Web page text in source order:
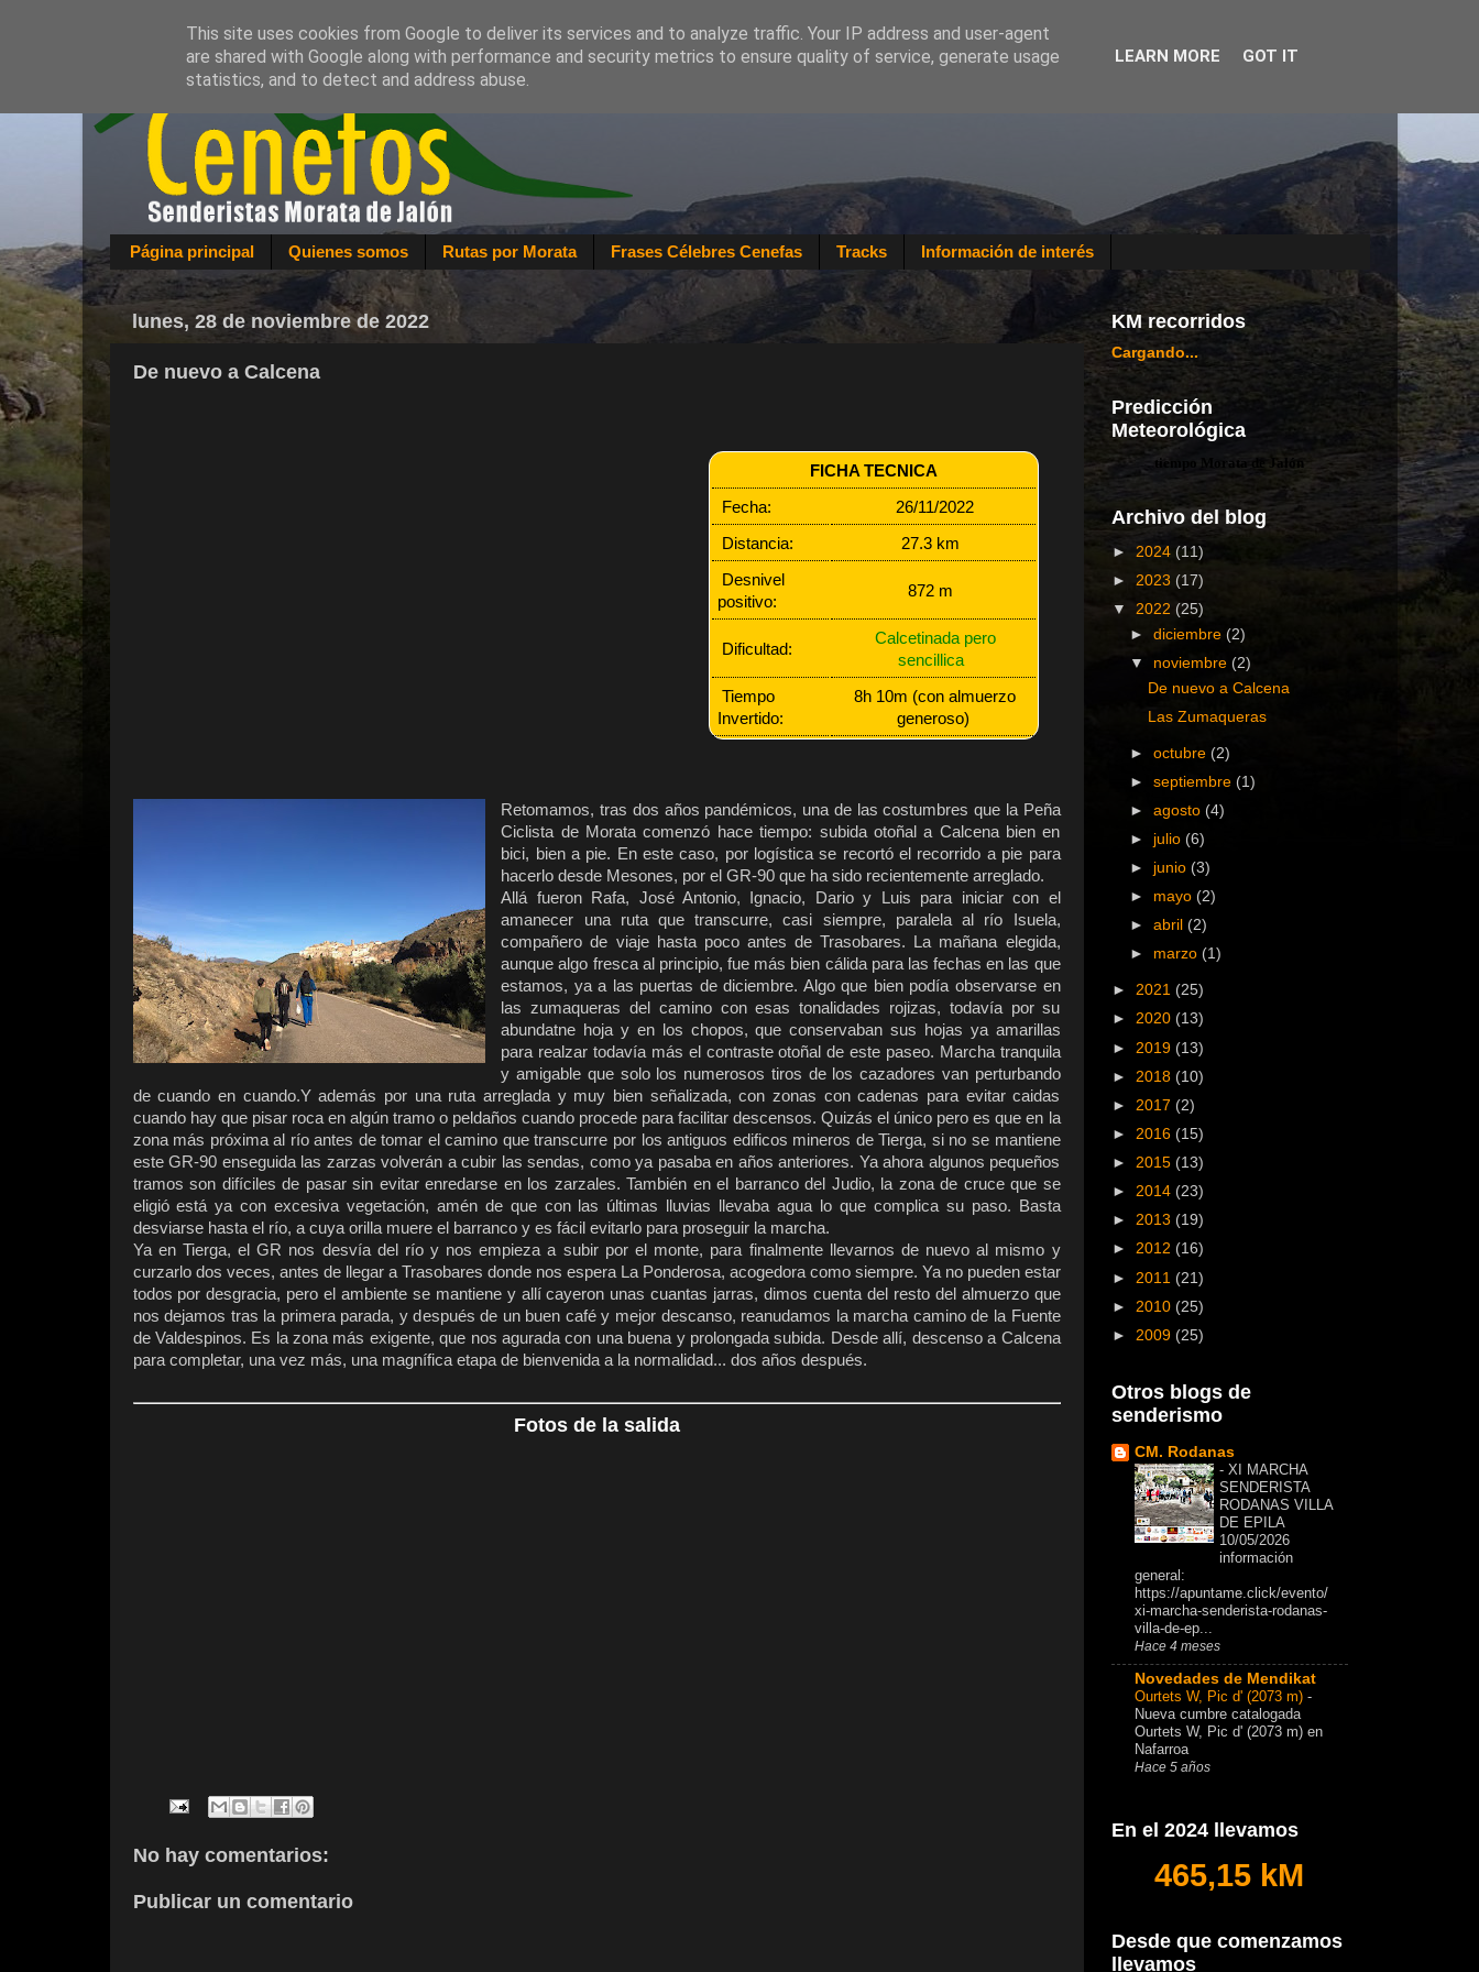
Página principal Quienes somos Rutas por Morata Frases Célebres Cenefas Tracks Información de interés
lunes, 28 de noviembre de 2022
De nuevo a Calcena
FICHA TECNICA
Fecha: 26/11/2022
Distancia: 27.3 km
Desnivel
positivo:
872 m
Dificultad:
Calcetinada pero
sencillica
Tiempo
Invertido:
8h 10m (con almuerzo
generoso)
Retomamos, tras dos años pandémicos, una de las costumbres que la Peña
Ciclista de Morata comenzó hace tiempo: subida otoñal a Calcena bien en
bici, bien a pie. En este caso, por logística se recortó el recorrido a pie para
hacerlo desde Mesones, por el GR-90 que ha sido recientemente arreglado.
Allá fueron Rafa, José Antonio, Ignacio, Dario y Luis para iniciar con el
amanecer una ruta que transcurre, casi siempre, paralela al río Isuela,
compañero de viaje hasta poco antes de Trasobares. La mañana elegida,
aunque algo fresca al principio, fue más bien cálida para las fechas en las que
estamos, ya a las puertas de diciembre. Algo que bien podía observarse en
las zumaqueras del camino con esas tonalidades rojizas, todavía por su
abundatne hoja y en los chopos, que conservaban sus hojas ya amarillas
para realzar todavía más el contraste otoñal de este paseo. Marcha tranquila
y amigable que solo los numerosos tiros de los cazadores van perturbando
de cuando en cuando.Y además por una ruta arreglada y muy bien señalizada, con zonas con cadenas para evitar caidas
cuando hay que pisar roca en algún tramo o peldaños cuando procede para facilitar descensos. Quizás el único pero es que en la
zona más próxima al río antes de tomar el camino que transcurre por los antiguos edificos mineros de Tierga, si no se mantiene
este GR-90 enseguida las zarzas volverán a cubir las sendas, como ya pasaba en años anteriores. Ya ahora algunos pequeños
tramos son difíciles de pasar sin evitar enredarse en los zarzales. También en el barranco del Judio, la zona de cruce que se
eligió está ya con excesiva vegetación, amén de que con las últimas lluvias llevaba agua lo que complica su paso. Basta
desviarse hasta el río, a cuya orilla muere el barranco y es fácil evitarlo para proseguir la marcha.
Ya en Tierga, el GR nos desvía del río y nos empieza a subir por el monte, para finalmente llevarnos de nuevo al mismo y
curzarlo dos veces, antes de llegar a Trasobares donde nos espera La Ponderosa, acogedora como siempre. Ya no pueden estar
todos por desgracia, pero el ambiente se mantiene y allí cayeron unas cuantas jarras, dimos cuenta del resto del almuerzo que
nos dejamos tras la primera parada, y después de un buen café y mejor descanso, reanudamos la marcha camino de la Fuente
de Valdespinos. Es la zona más exigente, que nos agurada con una buena y prolongada subida. Desde allí, descenso a Calcena
para completar, una vez más, una magnífica etapa de bienvenida a la normalidad... dos años después.
Fotos de la salida
No hay comentarios:
Publicar un comentario
KM recorridos
Cargando...
Predicción
Meteorológica
tiempo Morata de Jalón
Archivo del blog
► 2024 (11)
► 2023 (17)
▼ 2022 (25)
► diciembre (2)
▼ noviembre (2)
De nuevo a Calcena
Las Zumaqueras
► octubre (2)
► septiembre (1)
► agosto (4)
► julio (6)
► junio (3)
► mayo (2)
► abril (2)
► marzo (1)
► 2021 (25)
► 2020 (13)
► 2019 (13)
► 2018 (10)
► 2017 (2)
► 2016 (15)
► 2015 (13)
► 2014 (23)
► 2013 (19)
► 2012 (16)
► 2011 (21)
► 2010 (25)
► 2009 (25)
Otros blogs de
senderismo
CM. Rodanas
- XI MARCHA
SENDERISTA
RODANAS VILLA
DE EPILA
10/05/2026
información
general:
https://apuntame.click/evento/
xi-marcha-senderista-rodanas-
villa-de-ep...
Hace 4 meses
Novedades de Mendikat
Ourtets W, Pic d' (2073 m) -
Nueva cumbre catalogada
Ourtets W, Pic d' (2073 m) en
Nafarroa
Hace 5 años
En el 2024 llevamos
465,15 kM
Desde que comenzamos
llevamos
This site uses cookies from Google to deliver its services and to analyze traffic. Your IP address and user-agent
are shared with Google along with performance and security metrics to ensure quality of service, generate usage
statistics, and to detect and address abuse.
LEARN MORE GOT IT